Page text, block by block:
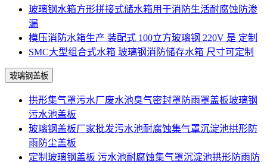
玻璃钢水箱方形拼接式储水箱用于消防生活耐腐蚀防渗
漏
模压消防水箱生产 装配式 100立方玻璃钢 220V 是 定制
SMC大型组合式水箱 玻璃钢消防储存水箱 尺寸可定制
玻璃钢盖板
拱形集气罩污水厂废水池臭气密封罩防雨罩盖板玻璃钢
污水池盖板
玻璃钢盖板厂家批发污水池耐腐蚀集气罩沉淀池拱形防
雨防尘盖板
定制玻璃钢盖板 污水池耐腐蚀集气罩沉淀池拱形防雨防